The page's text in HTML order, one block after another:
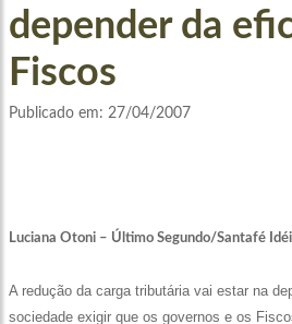
depender da
Fiscos
Publicado em: 27/04/2007
Luciana Otoni – Último Segundo/Santafé
A redução da carga tributária vai estar na
sociedade exigir que os governos e os